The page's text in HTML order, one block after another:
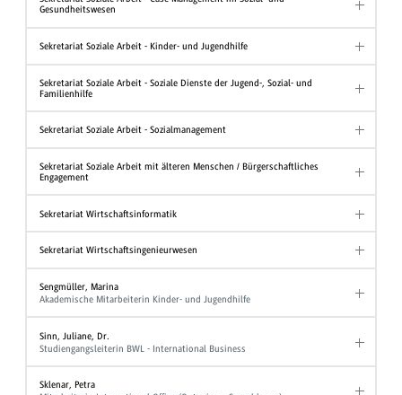
Gesundheitswesen
Sekretariat Soziale Arbeit - Kinder- und Jugendhilfe
Sekretariat Soziale Arbeit - Soziale Dienste der Jugend-, Sozial- und
Familienhilfe
Sekretariat Soziale Arbeit - Sozialmanagement
Sekretariat Soziale Arbeit mit älteren Menschen / Bürgerschaftliches
Engagement
Sekretariat Wirtschaftsinformatik
Sekretariat Wirtschaftsingenieurwesen
Sengmüller, Marina
Akademische Mitarbeiterin Kinder- und Jugendhilfe
Sinn, Juliane, Dr.
Studiengangsleiterin BWL - International Business
Sklenar, Petra